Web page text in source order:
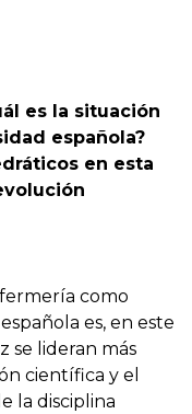
es la situación
española?
en esta
como
es, en este
se lideran más
científica y el
la disciplina